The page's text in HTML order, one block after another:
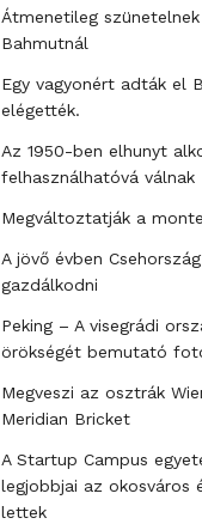
Átmenetileg
Bahmutnál
Egy vagyonért adták el
elégették.
Az 1950-ben elhunyt
felhasználhatóvá válnak
Megváltoztatják a
A jövő évben
gazdálkodni
Peking – A visegrádi
örökségét bemutató
Megveszi az osztrák
Meridian Bricket
A Startup Campus
legjobbjai az okosváros
lettek